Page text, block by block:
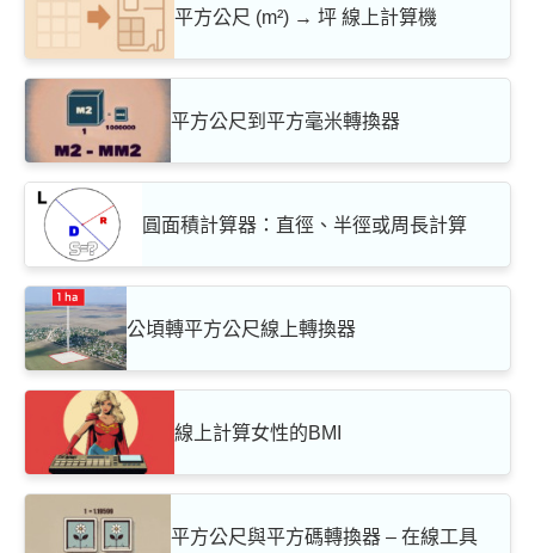
平方公尺 (m²) → 坪 線上計算機
平方公尺到平方毫米轉換器
圓面積計算器：直徑、半徑或周長計算
公頃轉平方公尺線上轉換器
線上計算女性的BMI
平方公尺與平方碼轉換器 – 在線工具